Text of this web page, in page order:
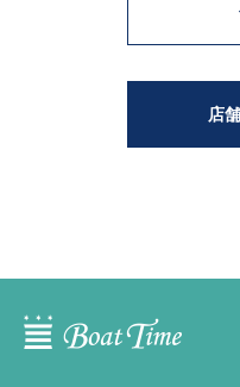
店